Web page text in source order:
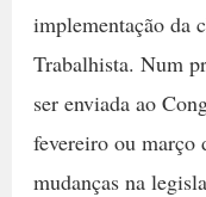
implementação da
Trabalhista. Num
ser enviada ao
fevereiro ou março
mudanças na